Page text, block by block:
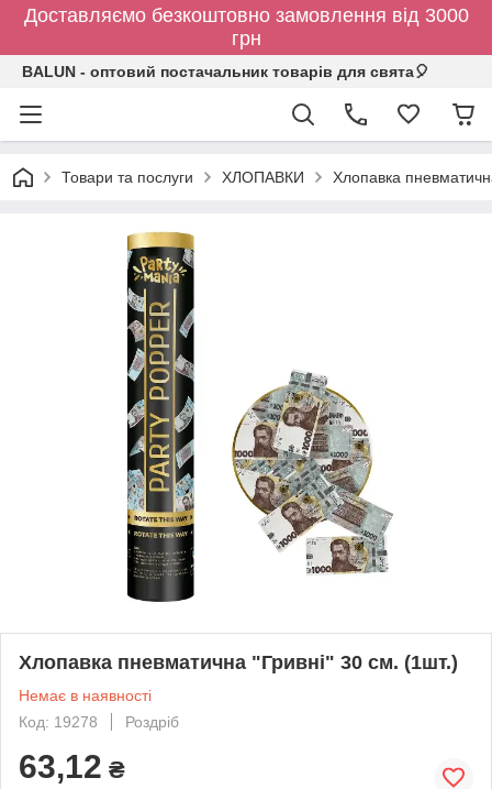
Доставляємо безкоштовно замовлення від 3000
грн
BALUN - оптовий постачальник товарів для свята🎈
Товари та послуги ХЛОПАВКИ Хлопавка
Хлопавка пневматична "Гривні" 30 см. (1шт.)
Немає в наявності
Код: 19278
Роздріб
63,12 ₴